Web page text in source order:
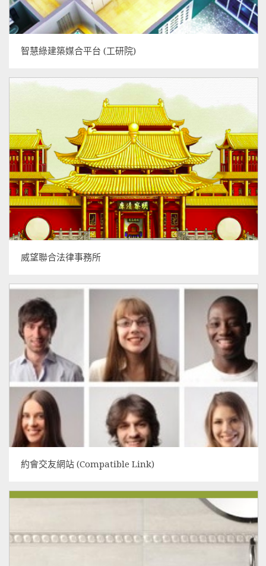
智慧綠建築媒合平台 (工研院)
威望聯合法律事務所
約會交友網站 (Compatible Link)